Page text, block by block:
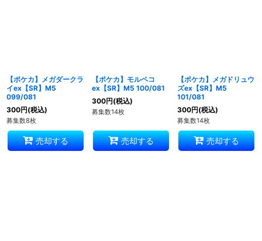
【ポケカ】メガダークラ
イex【SR】M5
099/081
300円(税込)
募集数8枚
売却する
【ポケカ】モルペコ
ex【SR】M5 100/081
300円(税込)
募集数14枚
売却する
【ポケカ】メガドリュウ
ズex【SR】M5
101/081
300円(税込)
募集数14枚
売却する